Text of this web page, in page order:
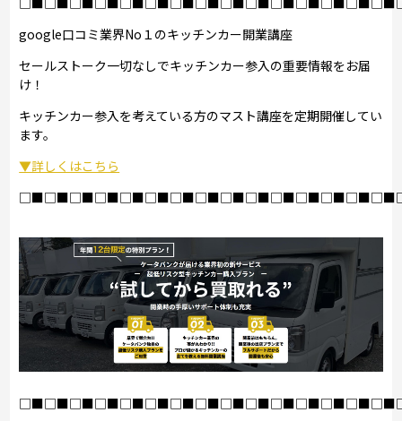
google口コミ業界No１のキッチンカー開業講座
セールストーク一切なしでキッチンカー参入の重要情報をお届
け！
キッチンカー参入を考えている方のマスト講座を定期開催してい
ます。
▼詳しくはこちら